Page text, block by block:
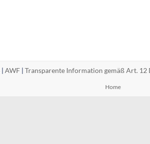
AWF | Transparente Information gemäß Art. 12
Home